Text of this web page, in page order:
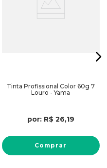
Tinta Profissional Color 60g 7
Louro - Yama
por: R$ 26,19
Comprar